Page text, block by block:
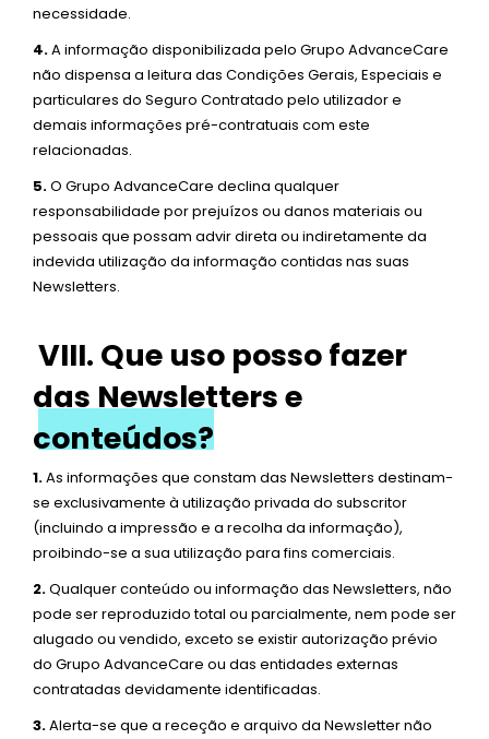
necessidade.
4.A informação disponibilizada pelo Grupo AdvanceCare
não dispensa a leitura das Condições Gerais, Especiais e
particulares do Seguro Contratado pelo utilizador e
demais informações pré-contratuais com este
relacionadas.
5.O Grupo AdvanceCare declina qualquer
responsabilidade por prejuízos ou danos materiais ou
pessoais que possam advir direta ou indiretamente da
indevida utilização da informação contidas nas suas
Newsletters.
VIII. Que uso posso fazer
das Newsletters e
conteúdos?
1.As informações que constam das Newsletters destinam-
se exclusivamente à utilização privada do subscritor
(incluindo a impressão e a recolha da informação),
proibindo-se a sua utilização para fins comerciais.
2.Qualquer conteúdo ou informação das Newsletters, não
pode ser reproduzido total ou parcialmente, nem pode ser
alugado ou vendido, exceto se existir autorização prévio
do Grupo AdvanceCare ou das entidades externas
contratadas devidamente identificadas.
3.Alerta-se que a receção e arquivo da Newsletter não